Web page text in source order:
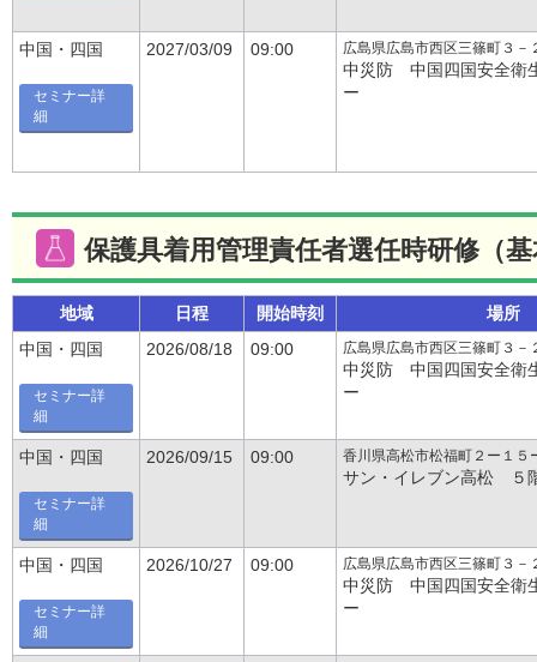
中国・四国
セミナー詳
細
2027/03/09 09:00 広島県広島市西区三篠町３－
中災防 中国四国安全衛
ー
保護具着用管理責任者選任時研修（
地域 日程 開始時刻
場所
中国・四国
セミナー詳
細
2026/08/18 09:00 広島県広島市西区三篠町３－
中災防 中国四国安全衛
ー
中国・四国
セミナー詳
細
2026/09/15 09:00 香川県高松市松福町２ー１５
サン・イレブン高松 ５
中国・四国
セミナー詳
細
2026/10/27 09:00 広島県広島市西区三篠町３－
中災防 中国四国安全衛
ー